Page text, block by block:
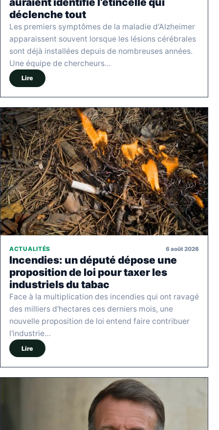
déclenche tout
Les premiers symptômes de la maladie d'Alzheimer
apparaissent souvent lorsque les lésions cérébrales
sont déjà installées depuis de nombreuses années.
Une équipe de chercheurs…
Lire
ACTUALITÉS 6 août 2026
Incendies: un député dépose une
proposition de loi pour taxer les
industriels du tabac
Face à la multiplication des incendies qui ont ravagé
des milliers d'hectares ces derniers mois, une
nouvelle proposition de loi entend faire contribuer
l'industrie…
Lire